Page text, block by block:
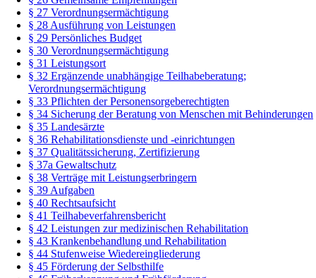
§ 27 Verordnungsermächtigung
§ 28 Ausführung von Leistungen
§ 29 Persönliches Budget
§ 30 Verordnungsermächtigung
§ 31 Leistungsort
§ 32 Ergänzende unabhängige Teilhabeberatung;
Verordnungsermächtigung
§ 33 Pflichten der Personensorgeberechtigten
§ 34 Sicherung der Beratung von Menschen mit Behinderungen
§ 35 Landesärzte
§ 36 Rehabilitationsdienste und -einrichtungen
§ 37 Qualitätssicherung, Zertifizierung
§ 37a Gewaltschutz
§ 38 Verträge mit Leistungserbringern
§ 39 Aufgaben
§ 40 Rechtsaufsicht
§ 41 Teilhabeverfahrensbericht
§ 42 Leistungen zur medizinischen Rehabilitation
§ 43 Krankenbehandlung und Rehabilitation
§ 44 Stufenweise Wiedereingliederung
§ 45 Förderung der Selbsthilfe